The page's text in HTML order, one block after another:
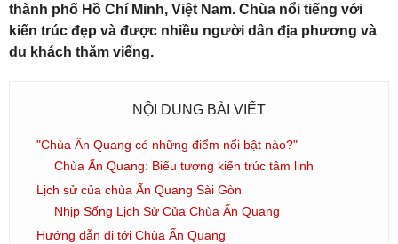
thành phố Hồ Chí Minh, Việt Nam. Chùa nổi tiếng với
kiến trúc đẹp và được nhiều người dân địa phương và
du khách thăm viếng.
NỘI DUNG BÀI VIẾT
"Chùa Ấn Quang có những điểm nổi bật nào?"
Chùa Ấn Quang: Biểu tượng kiến trúc tâm linh
Lịch sử của chùa Ấn Quang Sài Gòn
Nhịp Sống Lịch Sử Của Chùa Ấn Quang
Hướng dẫn đi tới Chùa Ấn Quang